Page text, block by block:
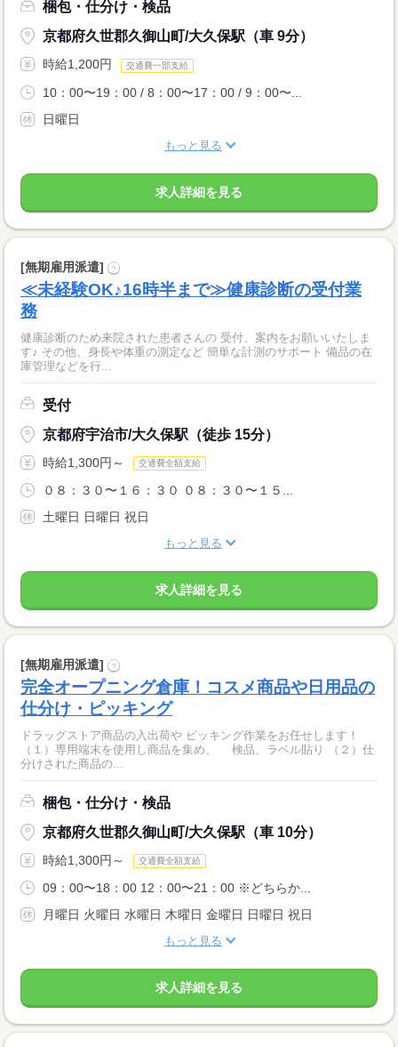
梱包・仕分け・検品
京都府久世郡久御山町/大久保駅（車 9分）
時給1,200円 交通費一部支給
10：00〜19：00 / 8：00〜17：00 / 9：00〜...
日曜日
もっと見る
求人詳細を見る
[無期雇用派遣] ?
≪未経験OK♪16時半まで≫健康診断の受付業
務
健康診断のため来院された患者さんの 受付、案内をお願いいたしま
す♪ その他、身長や体重の測定など 簡単な計測のサポート 備品の在
庫管理などを行...
受付
京都府宇治市/大久保駅（徒歩 15分）
時給1,300円～ 交通費全額支給
０８：３０〜１６：３０ ０８：３０〜１５...
土曜日 日曜日 祝日
もっと見る
求人詳細を見る
[無期雇用派遣] ?
完全オープニング倉庫！コスメ商品や日用品の
仕分け・ピッキング
ドラッグストア商品の入出荷や ピッキング作業をお任せします！
（１）専用端末を使用し商品を集め、 検品、ラベル貼り （２）仕
分けされた商品の...
梱包・仕分け・検品
京都府久世郡久御山町/大久保駅（車 10分）
時給1,300円～ 交通費全額支給
09：00〜18：00 12：00〜21：00 ※どちらか...
月曜日 火曜日 水曜日 木曜日 金曜日 日曜日 祝日
もっと見る
求人詳細を見る